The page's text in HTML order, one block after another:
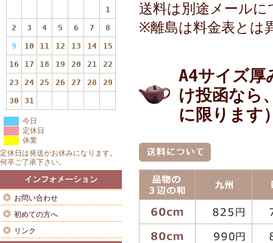
1
2
3 4 5 6 7
8
9
10 11 12 13 14
15
16
17 18 19 20 21
22
23
24 25 26 27 28
29
30
31
今日
定休日
休業
定休日は発送がお休みになります。
何卒ご了承下さい。
お問い合わせ
初めての方へ
リンク
送料は別途メール
※離島は料金表とは
A4サイズ厚
け投函なら
に限ります